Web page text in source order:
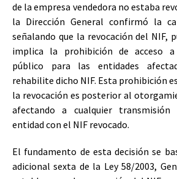
de la empresa vendedora no estaba
la Dirección General confirmó la
señalando que la revocación del NIF,
implica la prohibición de acceso
público para las entidades
rehabilite dicho NIF. Esta prohibición
la revocación es posterior al
afectando a cualquier transmisión
entidad con el NIF revocado.
El fundamento de esta decisión se
adicional sexta de la Ley 58/2003,